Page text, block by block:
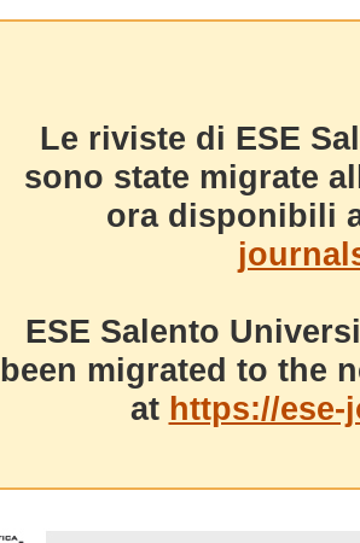
Le riviste di ESE
sono state migrate
ora disponibili
ESE Salento
been migrated to the
at https://